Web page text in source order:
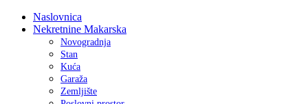
Naslovnica
Nekretnine Makarska
Novogradnja
Stan
Kuća
Garaža
Zemljište